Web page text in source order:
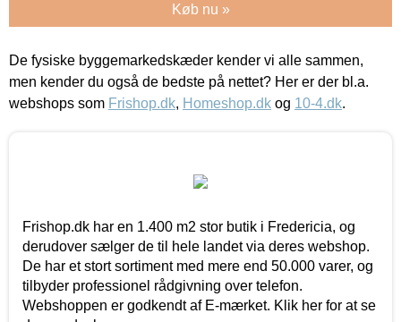
Køb nu »
De fysiske byggemarkedskæder kender vi alle sammen,
men kender du også de bedste på nettet? Her er der bl.a.
webshops som Frishop.dk, Homeshop.dk og 10-4.dk.
Frishop.dk har en 1.400 m2 stor butik i Fredericia, og
derudover sælger de til hele landet via deres webshop.
De har et stort sortiment med mere end 50.000 varer, og
tilbyder professionel rådgivning over telefon.
Webshoppen er godkendt af E-mærket. Klik her for at se